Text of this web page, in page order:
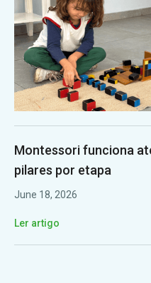
Montessori funciona
pilares por etapa
June 18, 2026
Ler artigo